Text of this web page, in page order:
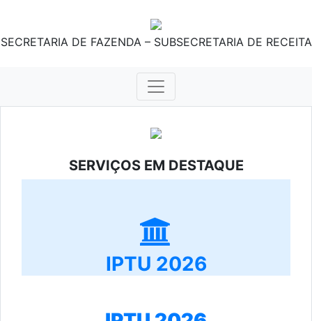
SECRETARIA DE FAZENDA – SUBSECRETARIA DE RECEITA
SERVIÇOS EM DESTAQUE
IPTU 2026